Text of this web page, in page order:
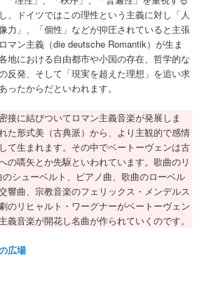
、ドイツではこの理性という主義に対し「人
力」、「個性」などが抑圧されていると主張
マン主義（die deutsche Romantik）が生ま
地における自由都市や小国の存在、哲学的な
反発、そして「現実を超えた理想」を追い求
ったからだといわれます。
接に結びついてロマン主義音楽が発展しま
た形式美（古典派）から、より主観的で感情
て生まれます。その中でベートーヴェンは古
の嚆矢とか先駆といわれています。歌曲のリ
シューベルト、ピアノ曲、歌曲のローベル
響曲、宗教音楽のフェリックス・メンデルス
のリヒャルト・ワーグナーがベートーヴェン
義音楽が開花し名曲が作られていくのです。
広場